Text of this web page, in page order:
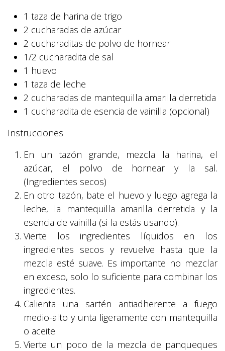
1 taza de harina de trigo
2 cucharadas de azúcar
2 cucharaditas de polvo de hornear
1/2 cucharadita de sal
1 huevo
1 taza de leche
2 cucharadas de mantequilla amarilla derretida
1 cucharadita de esencia de vainilla (opcional)
Instrucciones
En un tazón grande, mezcla la harina, el
azúcar, el polvo de hornear y la sal.
(Ingredientes secos)
En otro tazón, bate el huevo y luego agrega la
leche, la mantequilla amarilla derretida y la
esencia de vainilla (si la estás usando).
Vierte los ingredientes líquidos en los
ingredientes secos y revuelve hasta que la
mezcla esté suave. Es importante no mezclar
en exceso, solo lo suficiente para combinar los
ingredientes.
Calienta una sartén antiadherente a fuego
medio-alto y unta ligeramente con mantequilla
o aceite.
Vierte un poco de la mezcla de panqueques